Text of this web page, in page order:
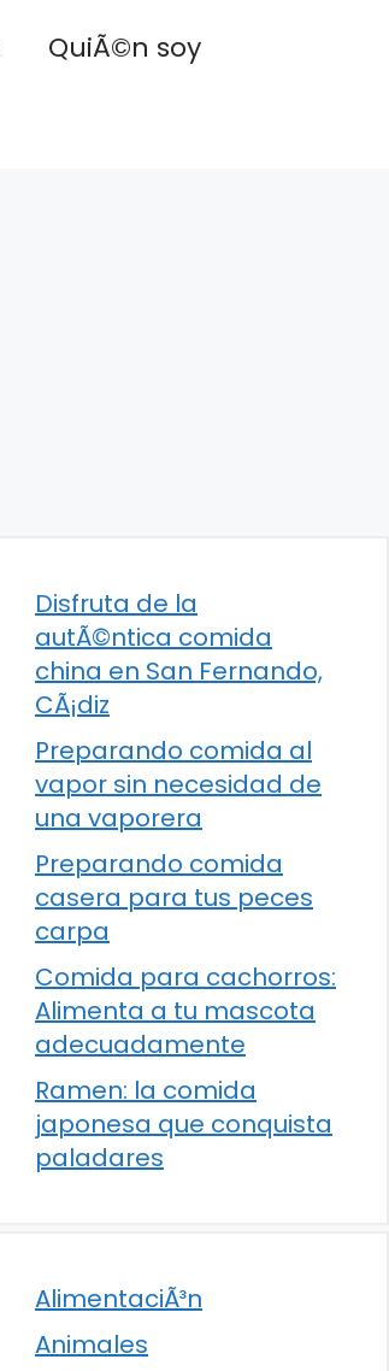
QuiÃ©n soy
Disfruta de la
autÃ©ntica comida
china en San Fernando,
CÃ¡diz
Preparando comida al
vapor sin necesidad de
una vaporera
Preparando comida
casera para tus peces
carpa
Comida para cachorros:
Alimenta a tu mascota
adecuadamente
Ramen: la comida
japonesa que conquista
paladares
AlimentaciÃ³n
Animales